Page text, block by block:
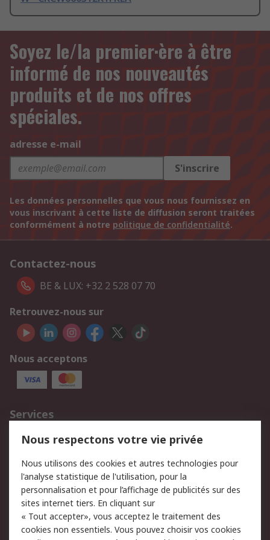
Soyez le/la premier·ère à être
informé de nos nouveautés
produits et de nos offres
spéciales.
adresse e-mail
S'inscrire
Les données personnelles que vous nous fournissez en
vous inscrivant à cette liste de diffusion seront traitées
conformément à notre politique de confidentialité.
Contactez-nous
BE & LUX: +32 2 528 07 70
Retrouvez-nous sur
Nous acceptons
Services
750.000 produits
2.500 marques
Retours
Support technique
Track & trace
Legal
Nous respectons votre vie privée
Nous utilisons des cookies et autres technologies pour
l'analyse statistique de l'utilisation, pour la
personnalisation et pour l’affichage de publicités sur des
sites internet tiers. En cliquant sur
« Tout accepter», vous acceptez le traitement des
cookies non essentiels. Vous pouvez choisir vos cookies